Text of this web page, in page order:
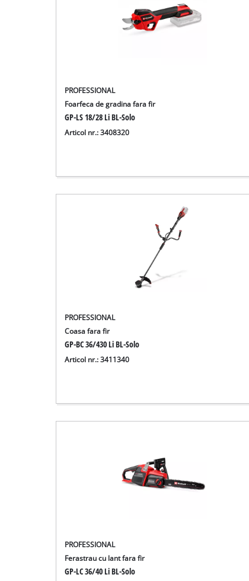
PROFESSIONAL
Foarfeca de gradina fara fir
GP-LS 18/28 Li BL-Solo
Articol nr.: 3408320
PROFESSIONAL
Coasa fara fir
GP-BC 36/430 Li BL-Solo
Articol nr.: 3411340
PROFESSIONAL
Ferastrau cu lant fara fir
GP-LC 36/40 Li BL-Solo